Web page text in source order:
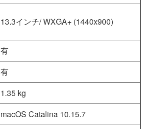
13.3インチ/ WXGA+ (1440x900)
有
有
1.35 kg
macOS Catalina 10.15.7